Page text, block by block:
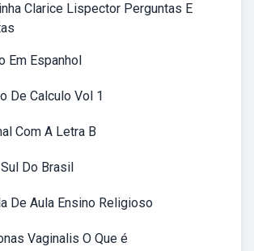
Clarice Lispector Perguntas E
Em Espanhol
De Calculo Vol 1
Com A Letra B
Do Brasil
De Aula Ensino Religioso
Vaginalis O Que é